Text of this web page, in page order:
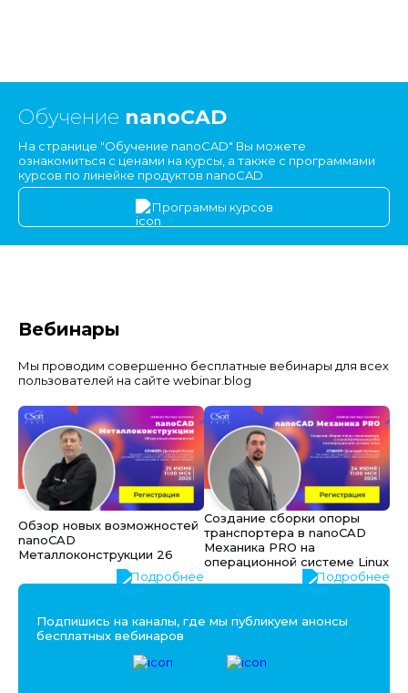
Обучение nanoCAD
На странице "Обучение nanoCAD" Вы можете
ознакомиться с ценами на курсы, а также с программами
курсов по линейке продуктов nanoCAD
Программы курсов
Вебинары
Мы проводим совершенно бесплатные вебинары для всех
пользователей на сайте webinar.blog
Обзор новых возможностей
nanoCAD
Металлоконструкции 26
Подробнее
Создание сборки опоры
транспортера в nanoCAD
Механика PRO на
операционной системе Linux
Подробнее
Подпишись на каналы, где мы публикуем анонсы
бесплатных вебинаров